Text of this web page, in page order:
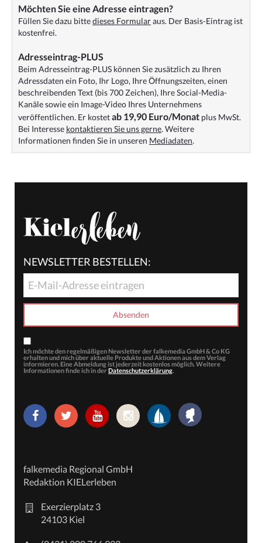
Möchten Sie eine Adresse eintragen?
Füllen Sie dazu bittedieses Formularaus. Der Basis-Eintrag ist
kostenfrei.
Adresseintrag-PLUS
Beim Adresseintrag-PLUS können Sie zusätzlich zu Ihren
Adressdaten ein Foto, Ihr Logo, Ihre Öffnungszeiten, einen
beschreibenden Text (bis 700 Zeichen), Ihre Social-Media-
Kanäle sowie ein Image-Video Ihres Unternehmens
veröffentlichen. Er kostetab 19,90 Euro/Monat plus MwSt.
Bei Interesse kontaktieren Sie uns gerne. Weitere
Informationen finden Sie in unseren Mediadaten.
NEWSLETTER BESTELLEN:
Ich möchte den regelmäßigen Newsletter der falkemedia GmbH & Co KG
erhalten und mich über aktuelle Produkte und Aktionen aus dem Verlag
informieren. Eine Abmeldung ist jederzeit kostenlos möglich. Weitere
Informationen finde ich in der Datenschutzerklärung.
falkemedia Regional GmbH
Redaktion KIELerleben
Exerzierplatz 3
24103 Kiel